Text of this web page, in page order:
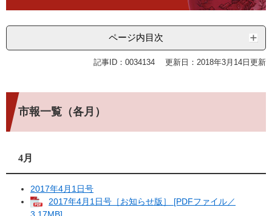
ページ内目次
記事ID：0034134 更新日：2018年3月14日更新
市報一覧（各月）
4月
2017年4月1日号
2017年4月1日号［お知らせ版］ [PDFファイル／